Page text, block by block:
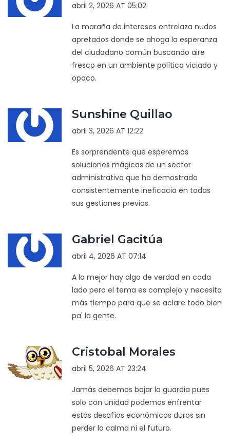
abril 2, 2026 AT 05:02
La maraña de intereses entrelaza nudos
apretados donde se ahoga la esperanza
del ciudadano común buscando aire
fresco en un ambiente político viciado y
opaco.
Sunshine Quillao
abril 3, 2026 AT 12:22
Es sorprendente que esperemos
soluciones mágicas de un sector
administrativo que ha demostrado
consistentemente ineficacia en todas
sus gestiones previas.
Gabriel Gacitúa
abril 4, 2026 AT 07:14
A lo mejor hay algo de verdad en cada
lado pero el tema es complejo y necesita
más tiempo para que se aclare todo bien
pa' la gente.
Cristobal Morales
abril 5, 2026 AT 23:24
Jamás debemos bajar la guardia pues
solo con unidad podemos enfrentar
estos desafíos económicos duros sin
perder la calma ni el futuro.